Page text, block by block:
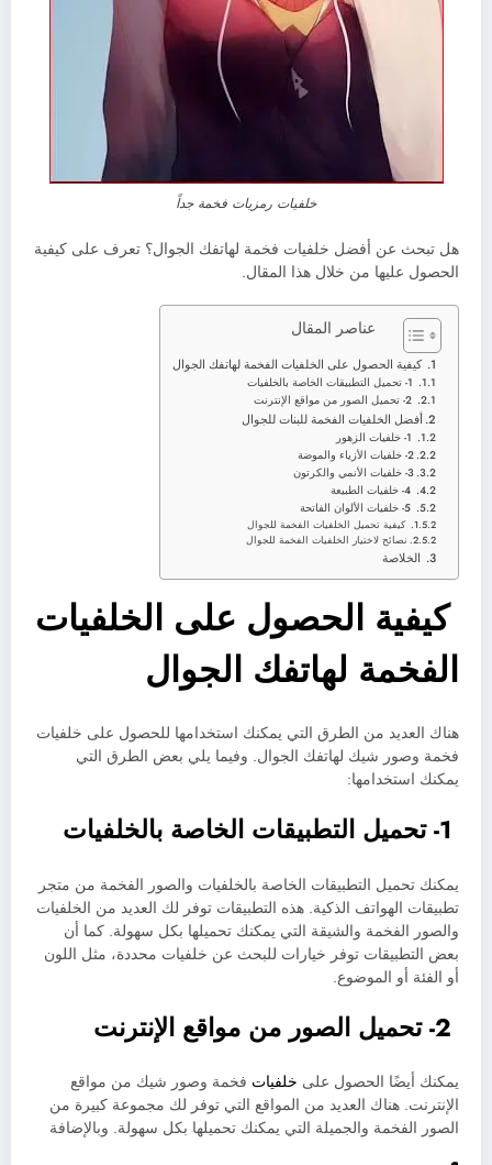
خلفيات رمزيات فخمة جداً
هل تبحث عن أفضل خلفيات فخمة لهاتفك الجوال؟ تعرف على كيفية
الحصول عليها من خلال هذا المقال.
عناصر المقال
كيفية الحصول على الخلفيات الفخمة لهاتفك الجوال
2- تحميل الصور من مواقع الإنترنت
أفضل الخلفيات الفخمة للبنات للجوال
2- خلفيات الأزياء والموضة
3- خلفيات الأنمي والكرتون
4- خلفيات الطبيعة
5- خلفيات الألوان الفاتحة
كيفية تحميل الخلفيات الفخمة للجوال
نصائح لاختيار الخلفيات الفخمة للجوال
الخلاصة
كيفية الحصول على الخلفيات
الفخمة لهاتفك الجوال
هناك العديد من الطرق التي يمكنك استخدامها للحصول على خلفيات
فخمة وصور شيك لهاتفك الجوال. وفيما يلي بعض الطرق التي
يمكنك استخدامها:
يمكنك تحميل التطبيقات الخاصة بالخلفيات والصور الفخمة من متجر
تطبيقات الهواتف الذكية. هذه التطبيقات توفر لك العديد من الخلفيات
والصور الفخمة والشيقة التي يمكنك تحميلها بكل سهولة. كما أن
بعض التطبيقات توفر خيارات للبحث عن خلفيات محددة، مثل اللون
أو الفئة أو الموضوع.
يمكنك أيضًا الحصول على خلفيات فخمة وصور شيك من مواقع
الإنترنت. هناك العديد من المواقع التي توفر لك مجموعة كبيرة من
الصور الفخمة والجميلة التي يمكنك تحميلها بكل سهولة. وبالإضافة